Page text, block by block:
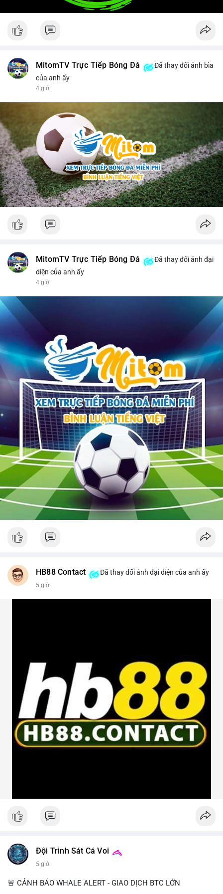
MitomTV Trực Tiếp Bóng Đá
Đã thay đổi ảnh bìa
của anh ấy
4 giờ
MitomTV Trực Tiếp Bóng Đá
Đã thay đổi ảnh đại
diện của anh ấy
4 giờ
HB88 Contact Đã thay đổi ảnh đại diện của anh ấy
5 giờ
Đội Trinh Sát Cá Voi
5 giờ
🚨 CẢNH BÁO WHALE ALERT - GIAO DỊCH BTC LỚN